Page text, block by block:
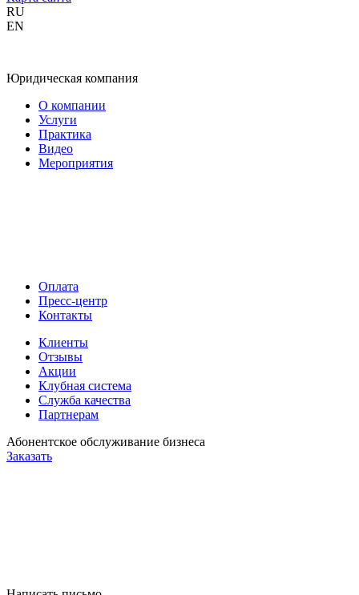
RU
EN
Юридическая компания
О компании
Услуги
Практика
Видео
Мероприятия
Оплата
Пресс-центр
Контакты
Клиенты
Отзывы
Акции
Клубная система
Служба качества
Партнерам
Абонентское обслуживание бизнеса
Заказать